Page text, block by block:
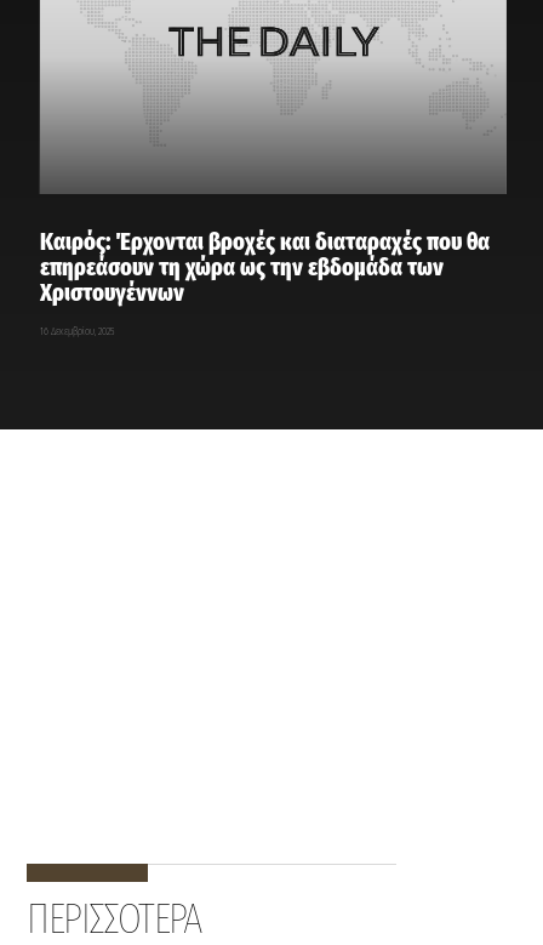
Καιρός: Έρχονται βροχές και διαταραχές που θα
επηρεάσουν τη χώρα ως την εβδομάδα των
Χριστουγέννων
16 Δεκεμβρίου, 2025
ΠΕΡΙΣΣΟΤΕΡΑ